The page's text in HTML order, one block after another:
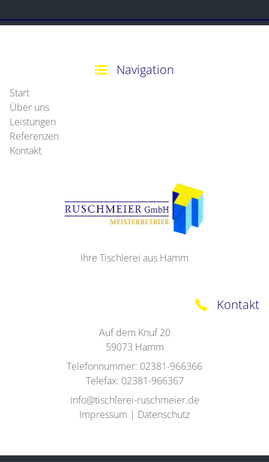
Navigation
Start
Über uns
Leistungen
Referenzen
Kontakt
Ihre Tischlerei aus Hamm
Kontakt
Auf dem Knuf 20
59073 Hamm
Telefonnummer: 02381-966366
Telefax: 02381-966367
info@tischlerei-ruschmeier.de
Impressum | Datenschutz